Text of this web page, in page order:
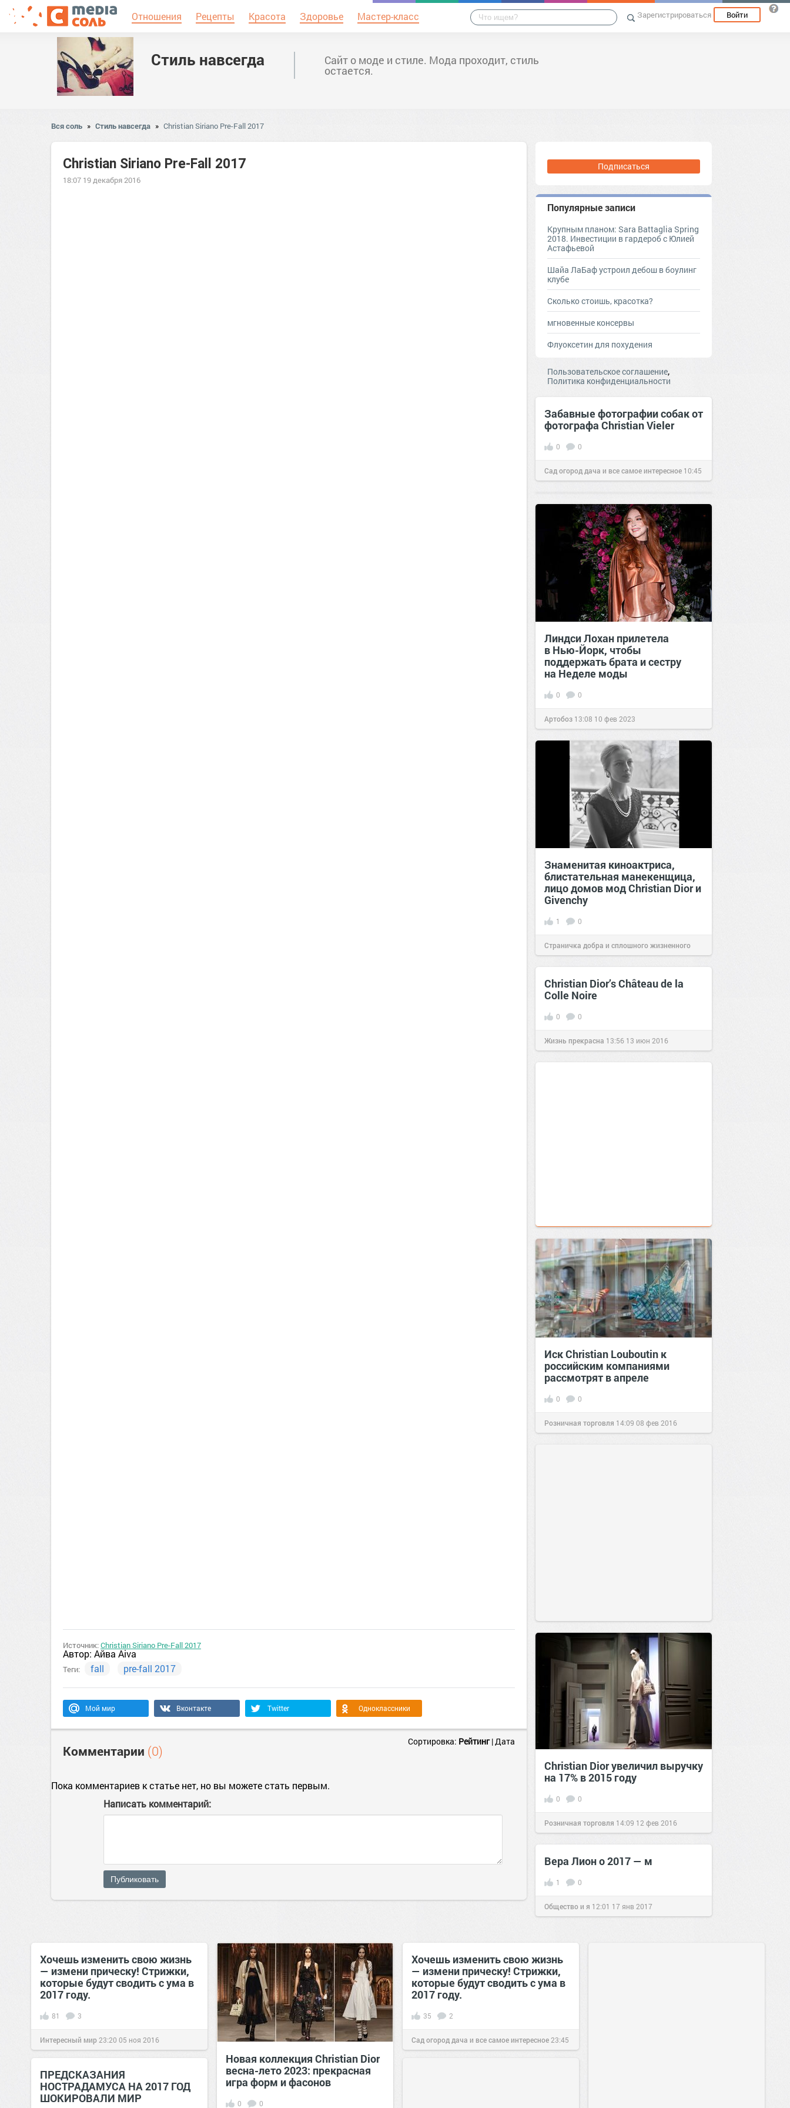
Отношения Рецепты Красота Здоровье Мастер-класс Зарегистрироваться Войти
Стиль навсегда Сайт о моде и стиле. Мода проходит, стиль
остается.
Вся соль » Стиль навсегда » Christian Siriano Pre-Fall 2017
Christian Siriano Pre-Fall 2017
18:07 19 декабря 2016
Источник:Christian Siriano Pre-Fall 2017
Автор: Айва Aiva
Теги: fall pre-fall 2017
Мой мир Вконтакте Twitter Одноклассники
Комментарии (0)
Сортировка: Рейтинг|Дата
Пока комментариев к статье нет, но вы можете стать первым.
Написать комментарий:
Публиковать
Подписаться
Популярные записи
Крупным планом: Sara Battaglia Spring
2018. Инвестиции в гардероб с Юлией
Астафьевой
Шайа ЛаБаф устроил дебош в боулинг
клубе
Сколько стоишь, красотка?
мгновенные консервы
Флуоксетин для похудения
Пользовательское соглашение,
Политика конфиденциальности
Забавные фотографии собак от
фотографа Christian Vieler
0 0
Сад огород дача и все самое интересное 10:45
Линдси Лохан прилетела
в Нью-Йорк, чтобы
поддержать брата и сестру
на Неделе моды
0 0
Артобоз 13:08 10 фев 2023
Знаменитая киноактриса,
блистательная манекенщица,
лицо домов мод Christian Dior и
Givenchy
1 0
Страничка добра и сплошного жизненного
позитива!13:17 22 фев 2023
Christian Dior’s Château de la
Colle Noire
0 0
Жизнь прекрасна 13:56 13 июн 2016
Иск Christian Louboutin к
российским компаниями
рассмотрят в апреле
0 0
Розничная торговля 14:09 08 фев 2016
Christian Dior увеличил выручку
на 17% в 2015 году
0 0
Розничная торговля 14:09 12 фев 2016
Вера Лион о 2017 — м
1 0
Общество и я 12:01 17 янв 2017
Хочешь изменить свою жизнь
— измени прическу! Стрижки,
которые будут сводить с ума в
2017 году.
81 3
Интересный мир 23:20 05 ноя 2016
Новая коллекция Christian Dior
весна-лето 2023: прекрасная
игра форм и фасонов
0 0
Хочешь изменить свою жизнь
— измени прическу! Стрижки,
которые будут сводить с ума в
2017 году.
35 2
Сад огород дача и все самое интересное 23:45
ПРЕДСКАЗАНИЯ
НОСТРАДАМУСА НА 2017 ГОД
ШОКИРОВАЛИ МИР